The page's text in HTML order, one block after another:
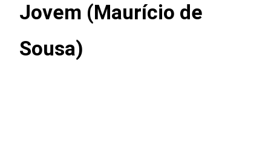
Jovem (Maurício de
Sousa)